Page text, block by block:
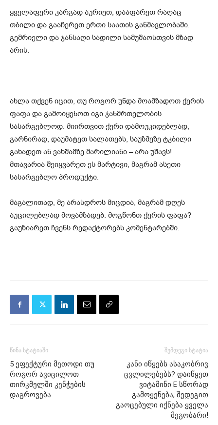
ყველაფერი კარგად აურიეთ, დააფარეთ რაღაც
თბილი და გააჩერეთ ერთი საათის განმავლობაში.
გემრიელი და ჯანსაღი სადილი სამუშაოსთვის მზად
არის.
ახლა თქვენ იცით, თუ როგორ უნდა მოამზადოთ ქერის
ფაფა და გამოიყენოთ იგი ჯანმრთელობის
სასარგებლოდ. მიირთვით ქერი დამოუკიდებლად,
გარნირად, დაუმატეთ სალათებს, საუზმეზე ტკბილი
გახადეთ ან ვახშამზე მარილიანი – არა უშავს!
მთავარია შეიყვარეთ ეს მარტივი, მაგრამ ასეთი
სასარგებლო პროდუქტი.
მაგალითად, მე არასდროს მიცდია, მაგრამ დღეს
აუცილებლად მოვამზადებ. მოგწონთ ქერის ფაფა?
გაუზიარეთ ჩვენს რედაქტორებს კომენტარებში.
წინა სტატიაში
5 ეფექტური მეთოდი თუ
როგორ ავიცილოთ
თირკმელში კენჭების
დაგროვება
შემდეგი სტატია
კანი იწყებს ასაკობრივ
ცვლილებებს? დაიწყეთ
ვიტამინი E სწორად
გამოყენება, შედეგით
გაოცებული იქნება ყველა
მეგობარი!